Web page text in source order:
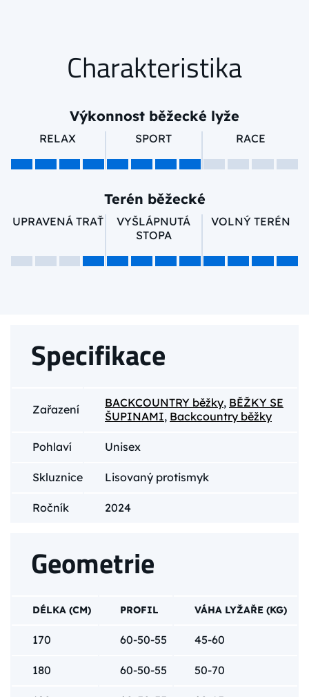
Charakteristika
Výkonnost běžecké lyže
RELAX SPORT RACE
Terén běžecké
UPRAVENÁ TRAŤ
VYŠLÁPNUTÁ
STOPA
VOLNÝ TERÉN
Specifikace
Zařazení BACKCOUNTRY běžky, BĚŽKY SE
ŠUPINAMI, Backcountry běžky
Pohlaví Unisex
Skluznice Lisovaný protismyk
Ročník 2024
Geometrie
DÉLKA (CM) PROFIL VÁHA LYŽAŘE (KG)
170 60-50-55 45-60
180 60-50-55 50-70